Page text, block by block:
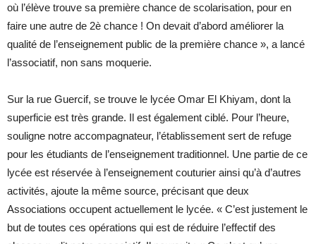
où l’élève trouve sa première chance de scolarisation, pour en
faire une autre de 2è chance ! On devait d’abord améliorer la
qualité de l’enseignement public de la première chance », a lancé
l’associatif, non sans moquerie.
Sur la rue Guercif, se trouve le lycée Omar El Khiyam, dont la
superficie est très grande. Il est également ciblé. Pour l’heure,
souligne notre accompagnateur, l’établissement sert de refuge
pour les étudiants de l’enseignement traditionnel. Une partie de ce
lycée est réservée à l’enseignement couturier ainsi qu’à d’autres
activités, ajoute la même source, précisant que deux
Associations occupent actuellement le lycée. « C’est justement le
but de toutes ces opérations qui est de réduire l’effectif des